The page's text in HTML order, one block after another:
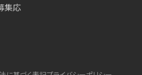
集応